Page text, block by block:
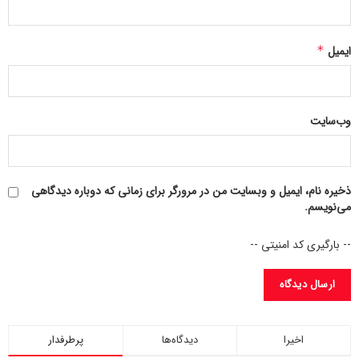
مطالعه می‌کنند.
فواید مطالعه
افزایش دانش و آگاهیتقویت تمرکز و حافظه
الهام‌گیری از تجربه دیگرانرشد شخصی و شغلی
پیشنهاد عملی
روزی ۱۰ صفحه کتاب مرتبط با حوزه شغلی یا توسعه فردی
هنگام رفت‌وآمد، پادکست یا کتاب صوتی گوش کنید.
ایمیل *
وب‌سایت
ذخیره نام، ایمیل و وبسایت من در مرورگر برای زمانی که دوباره دیدگاهی
می‌نویسم.
-- بارگیری کد امنیتی --
پرطرفدار دیدگاه‌ها اخیرا